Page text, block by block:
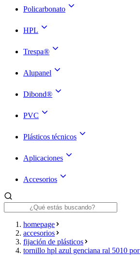
Policarbonato
HPL
Trespa®
Alupanel
Dibond®
PVC
Plásticos técnicos
Aplicaciones
Accesorios
homepage
accesorios
fijación de plásticos
tornillo hpl azul genciana ral 5010